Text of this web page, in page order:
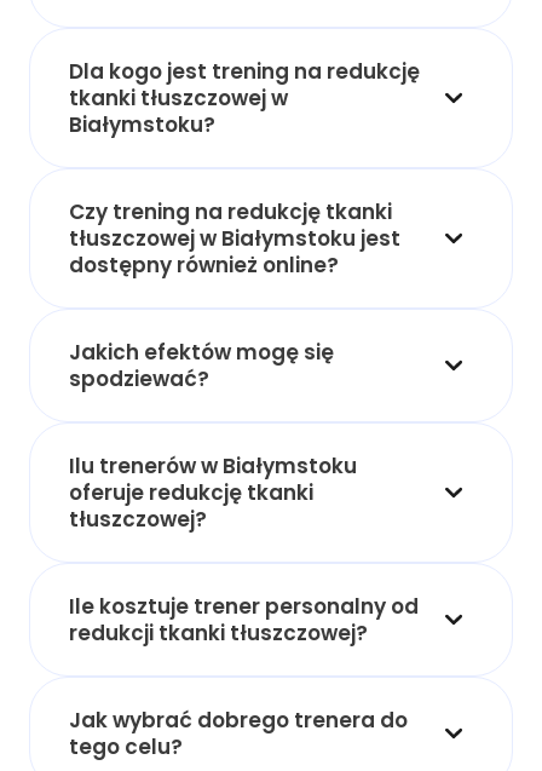
Dla kogo jest trening na redukcję
tkanki tłuszczowej w
Białymstoku?
Czy trening na redukcję tkanki
tłuszczowej w Białymstoku jest
dostępny również online?
Jakich efektów mogę się
spodziewać?
Ilu trenerów w Białymstoku
oferuje redukcję tkanki
tłuszczowej?
Ile kosztuje trener personalny od
redukcji tkanki tłuszczowej?
Jak wybrać dobrego trenera do
tego celu?